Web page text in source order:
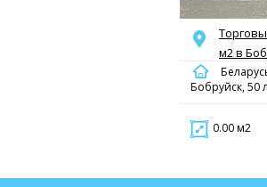
м2 в
Бобруйск, 50
0.00 м2